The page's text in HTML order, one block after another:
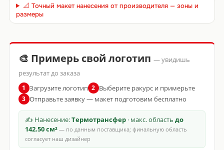
📐 Точный макет нанесения от производителя — зоны и
размеры
🎨 Примерь свой логотип — увидишь
результат до заказа
1 Загрузите логотип 2 Выберите ракурс и примерьте
3 Отправьте заявку — макет подготовим бесплатно
✍ Нанесение:Термотрансфер· макс. область до
142.50 см²— по данным поставщика; финальную область
согласует наш дизайнер